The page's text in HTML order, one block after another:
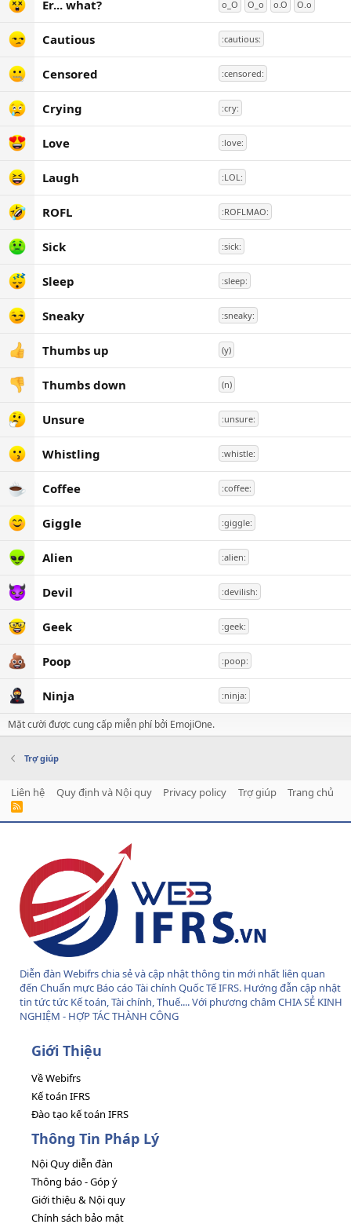
Er... what? o_O O_o o.O O.o
Cautious :cautious:
Censored :censored:
Crying :cry:
Love :love:
Laugh :LOL:
ROFL :ROFLMAO:
Sick :sick:
Sleep :sleep:
Sneaky :sneaky:
Thumbs up (y)
Thumbs down (n)
Unsure :unsure:
Whistling :whistle:
Coffee :coffee:
Giggle :giggle:
Alien :alien:
Devil :devilish:
Geek :geek:
Poop :poop:
Ninja :ninja:
Mặt cười được cung cấp miễn phí bởi EmojiOne.
Trợ giúp
Liên hệ Quy định và Nội quy Privacy policy Trợ giúp Trang chủ
R
Diễn đàn Webifrs chia sẻ và cập nhật thông tin mới nhất liên quan
đến Chuẩn mực Báo cáo Tài chính Quốc Tế IFRS. Hướng đẫn cập nhật
tin tức tức Kế toán, Tài chính, Thuế.... Với phương châm CHIA SẺ KINH
NGHIỆM - HỢP TÁC THÀNH CÔNG
Giới Thiệu
Về Webifrs
Kế toán IFRS
Đào tạo kế toán IFRS
Thông Tin Pháp Lý
Nội Quy diễn đàn
Thông báo - Góp ý
Giới thiệu & Nội quy
Chính sách bảo mật